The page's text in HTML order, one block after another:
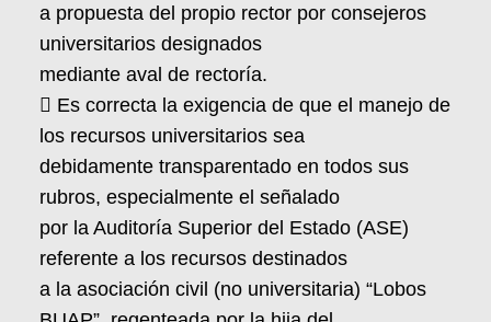
a propuesta del propio rector por consejeros
universitarios designados
mediante aval de rectoría.
 Es correcta la exigencia de que el manejo de
los recursos universitarios sea
debidamente transparentado en todos sus
rubros, especialmente el señalado
por la Auditoría Superior del Estado (ASE)
referente a los recursos destinados
a la asociación civil (no universitaria) “Lobos